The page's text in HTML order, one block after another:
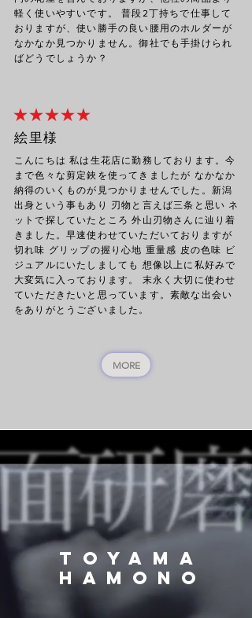
軽く使いやすいです。 普段2丁持ちで仕事して
おりますが、使い勝手の良い腰用のホルダーが
なかなか見つかりません。御社でも手掛けられ
ばどうでしょうか？
★ ★ ★ ★ ★
絵里様
こんにちは 私は生花店に勤務しております。今
まで色々な剪定鋏を使ってきましたが なかなか
納得のいくものが見つかりませんでした。新潟
出身という事もあり 刃物と言えば三条と思い ネ
ットで探していたところ 外山刃物さんに辿り着
きました。早速使わせていただいておりますが
切れ味 グリップの握り心地 重量感 皮の色味 ビ
ジュアルにいたしましても 想像以上に私好みで
大変気に入っております。 末永く大切に使わせ
ていただきたいと思っています。素敵な出会い
をありがとうございました。
MORE
TOYAMA
HAMONO